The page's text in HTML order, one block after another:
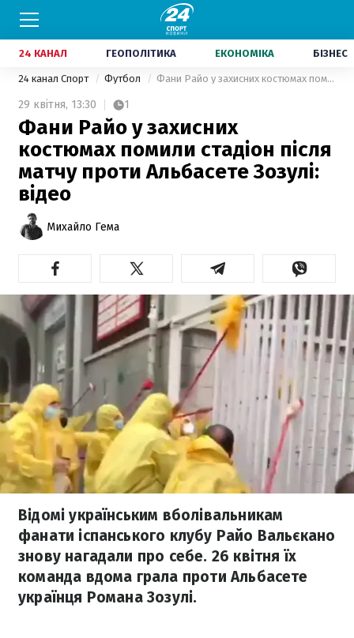
24 КАНАЛ ГЕОПОЛІТИКА ЕКОНОМІКА БІЗНЕС
24 канал Спорт Футбол Фани Райо у захисних костюмах помили стадіон після матчу проти Альбасете Зозулі: відео
29 квітня, 13:30 1
Фани Райо у захисних
костюмах помили стадіон після
матчу проти Альбасете Зозулі:
відео
Михайло Гема
Відомі українським вболівальникам
фанати іспанського клубу Райо Вальєкано
знову нагадали про себе. 26 квітня їх
команда вдома грала проти Альбасете
українця Романа Зозулі.